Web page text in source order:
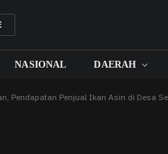
NASIONAL DAERAH
Pendapatan Penjual Ikan Asin di Desa